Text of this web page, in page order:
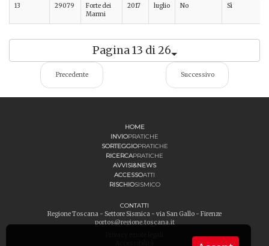
13 29079
Forte dei
Marmi
2017 luglio No Sì
Pagina 13 di 26
Precedente Successivo
HOME
INVIOPRATICHE
SORTEGGIOPRATICHE
RICERCAPRATICHE
AVVISI&NEWS
ACCESSOATTI
RISCHIOSISMICO
CONTATTI
Regione Toscana - Settore Sismica - via San Gallo - Firenze
portos@regione.toscana.it